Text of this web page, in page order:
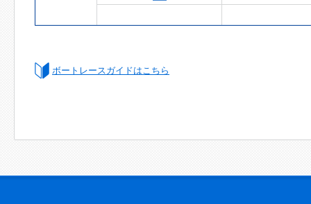
ボートレースガイドはこちら